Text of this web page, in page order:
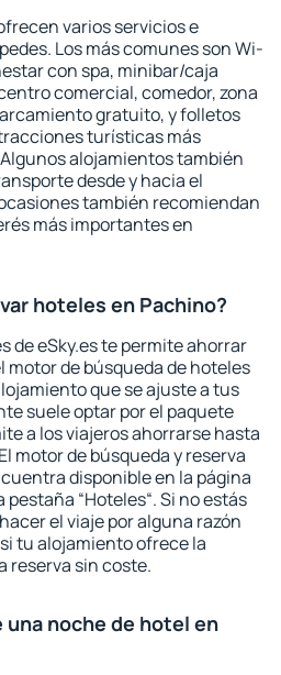
varios servicios e
Los más comunes son Wi-
con spa, minibar/caja
comercial, comedor, zona
gratuito, y folletos
turísticas más
alojamientos también
desde y hacia el
también recomiendan
más importantes en
hoteles en Pachino?
de eSky.es te permite ahorrar
motor de búsqueda de hoteles
que se ajuste a tus
suele optar por el paquete
a los viajeros ahorrarse hasta
motor de búsqueda y reserva
disponible en la página
pestaña “Hoteles“. Si no estás
el viaje por alguna razón
tu alojamiento ofrece la
reserva sin coste.
una noche de hotel en